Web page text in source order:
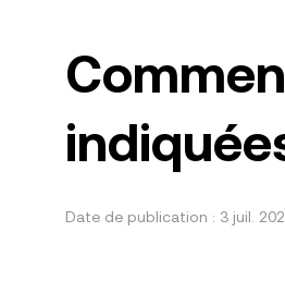
Date de publication : 3 juil.